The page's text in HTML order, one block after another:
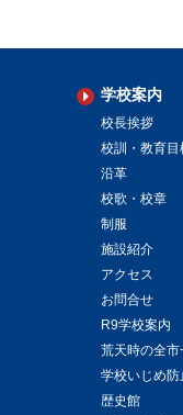
学校案内
校長挨拶
校訓・教育目
沿革
校歌・校章
制服
施設紹介
アクセス
お問合せ
R9学校案内
荒天時の全
学校いじめ
歴史館